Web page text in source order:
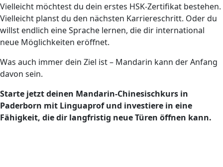
Vielleicht möchtest du dein erstes HSK-Zertifikat bestehen.
Vielleicht planst du den nächsten Karriereschritt. Oder du
willst endlich eine Sprache lernen, die dir international
neue Möglichkeiten eröffnet.
Was auch immer dein Ziel ist – Mandarin kann der Anfang
davon sein.
Starte jetzt deinen Mandarin-Chinesischkurs in
Paderborn mit Linguaprof und investiere in eine
Fähigkeit, die dir langfristig neue Türen öffnen kann.